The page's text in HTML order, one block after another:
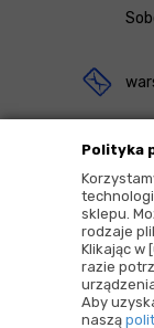
Polityka
sklepu.
rodzaje
Klikając w
razie
Aby
naszą
ul.
83-